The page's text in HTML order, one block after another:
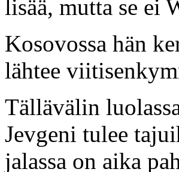
lisää, mutta se ei
Kosovossa hän
lähtee
Tällävälin
Jevgeni tulee
jalassa on aika